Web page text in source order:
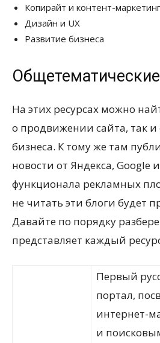
Копирайт и контент-маркетинг
Дизайн и UX
Развитие бизнеса
На этих ресурсах можно
о продвижении сайта, так и
бизнеса. К тому же там
новости от Яндекса, Google
функционала рекламных
не читать эти блоги будет
Давайте по порядку
представляет каждый
Первый
портал,
интернет-
и